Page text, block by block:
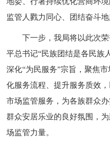
监管人戮力同心、团结奋斗地
下一步，我局将以此次
平总书记“民族团结是各民族
深化“为民服务”宗旨，聚焦
化服务流程、提升服务质效
市场监管服务，为各族群众
群众安居乐业的良好氛围，
场监管力量。